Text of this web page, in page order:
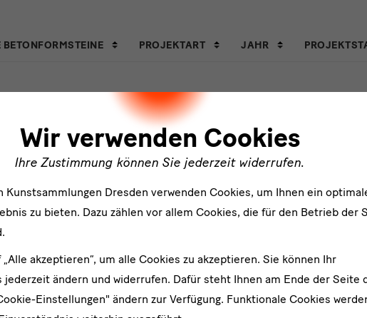
BETONFORMSTEINE PROJEKTART JAHR
Wir verwenden Cookies
Ihre Zustimmung können Sie jederzeit widerrufen.
Kunstsammlungen Dresden verwenden Cookies, um Ihnen ein
zu bieten. Dazu zählen vor allem Cookies, die für den Betrieb der
akzeptieren“, um alle Cookies zu akzeptieren. Sie können Ihr
jederzeit ändern und widerrufen. Dafür steht Ihnen am Ende der Seite
Einstellungen" ändern zur Verfügung. Funktionale CookiesAnmelden